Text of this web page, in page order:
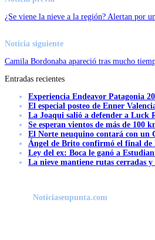
¿Se viene la nieve a la región? Alertan por
Noticia siguiente
Camila Bordonaba apareció tras mucho
Entradas recientes
Experiencia Endeavor Patagonia
El especial posteo de Enner
La Joaqui salió a defender a Luck
Se esperan vientos de más de 100
El Norte neuquino contará con un
Ángel de Brito confirmó el final
Ley del ex: Boca le ganó a
La nieve mantiene rutas cerradas
Noticiasenpunta.com